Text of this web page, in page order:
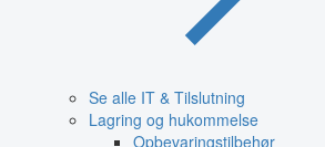
Se alle IT & Tilslutning
Lagring og hukommelse
Opbevaringstilbehør